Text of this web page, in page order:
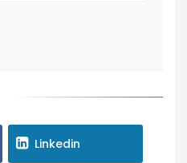
Linkedin